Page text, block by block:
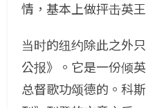
情，基本上做抨击英
当时的纽约除此之外
公报》。它是一份倾
总督歌功颂德的。科